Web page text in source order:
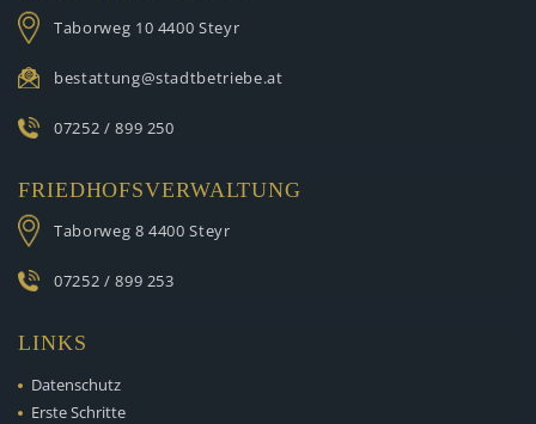
Taborweg 10 4400 Steyr
bestattung@stadtbetriebe.at
07252 / 899 250
FRIEDHOFSVERWALTUNG
Taborweg 8 4400 Steyr
07252 / 899 253
LINKS
Datenschutz
Erste Schritte